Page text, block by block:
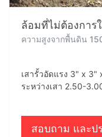
ล้อมที่ไม่ต้องการ
ความสูงจากพื้นดิน
เสารั้วอัดแรง 3" x 3"
ระหว่างเสา 2.50-
สอบถาม และป